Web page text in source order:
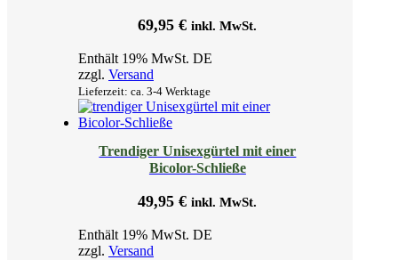
69,95€ inkl. MwSt.
Enthält 19% MwSt. DE
zzgl. Versand
Lieferzeit: ca. 3-4 Werktage
Trendiger Unisexgürtel mit einer
Bicolor-Schließe
49,95€ inkl. MwSt.
Enthält 19% MwSt. DE
zzgl. Versand